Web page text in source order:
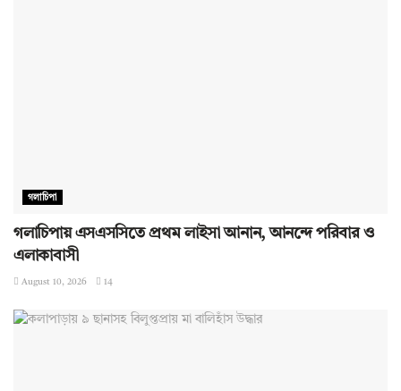
গলাচিপা
গলাচিপায় এসএসসিতে প্রথম লাইসা আনান, আনন্দে পরিবার ও
এলাকাবাসী
August 10, 2026 14